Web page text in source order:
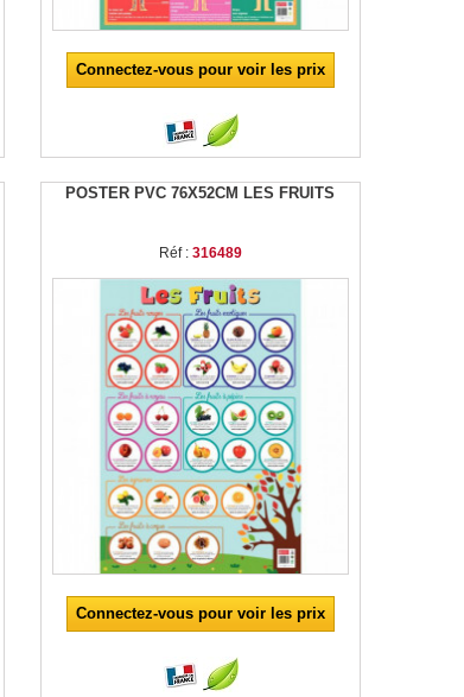
Connectez-vous pour voir les prix
POSTER PVC 76X52CM LES FRUITS
Réf : 316489
Connectez-vous pour voir les prix